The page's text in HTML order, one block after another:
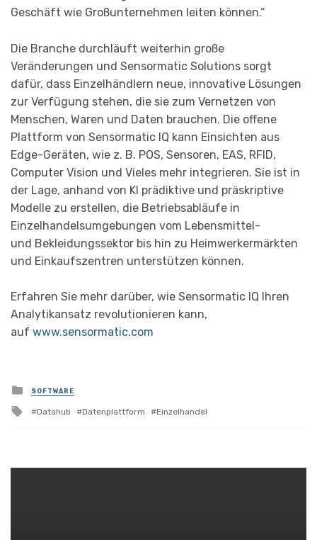
Geschäft wie Großunternehmen leiten können.“
Die Branche durchläuft weiterhin große
Veränderungen und Sensormatic Solutions sorgt
dafür, dass Einzelhändlern neue, innovative Lösungen
zur Verfügung stehen, die sie zum Vernetzen von
Menschen, Waren und Daten brauchen. Die offene
Plattform von Sensormatic IQ kann Einsichten aus
Edge-Geräten, wie z. B. POS, Sensoren, EAS, RFID,
Computer Vision und Vieles mehr integrieren. Sie ist in
der Lage, anhand von KI prädiktive und präskriptive
Modelle zu erstellen, die Betriebsabläufe in
Einzelhandelsumgebungen vom Lebensmittel-
und Bekleidungssektor bis hin zu Heimwerkermärkten
und Einkaufszentren unterstützen können.
Erfahren Sie mehr darüber, wie Sensormatic IQ Ihren
Analytikansatz revolutionieren kann,
auf www.sensormatic.com
Posted
in
SOFTWARE
Tagged
Datahub Datenplattform Einzelhandel